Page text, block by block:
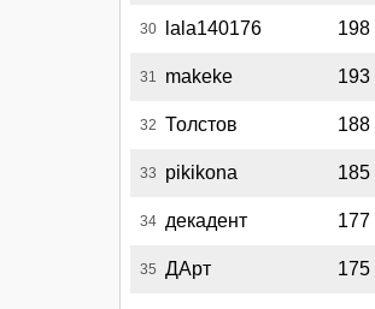
30 lala140176 198
31 makeke 193
32 Толстов 188
33 pikikona 185
34 декадент 177
35 ДАрт 175